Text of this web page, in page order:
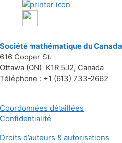
Société mathématique du Canada
616 Cooper St.
Ottawa (ON) K1R 5J2, Canada
Téléphone : +1 (613) 733-2662
Coordonnées détaillées
Confidentialité
Droits d’auteurs & autorisations